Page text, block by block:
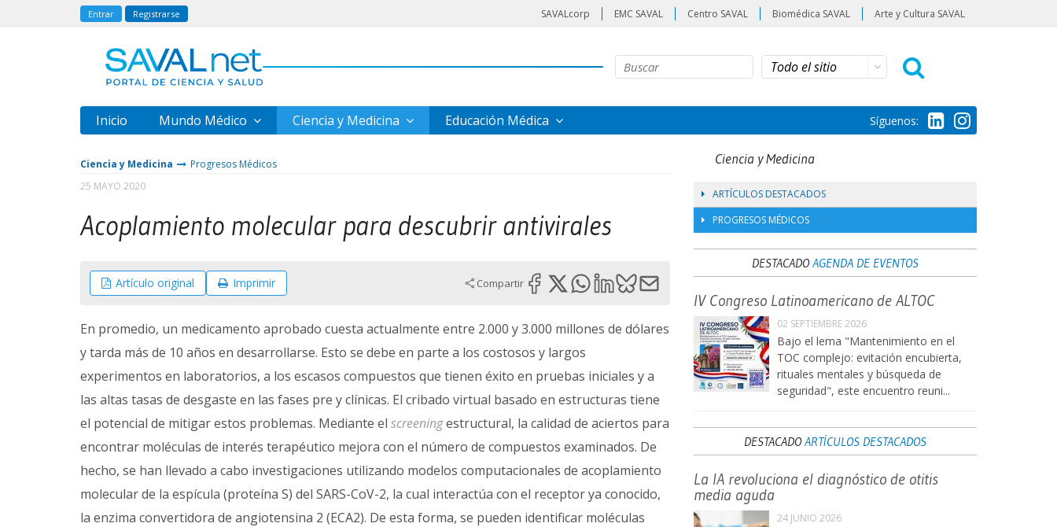
Entrar Registrarse SAVALcorp EMC SAVAL Centro SAVAL Biomédica SAVAL Arte y Cultura SAVAL
Inicio Mundo Médico Ciencia y Medicina Educación Médica Síguenos:
Ciencia y Medicina
Progresos Médicos
25 MAYO 2020
Acoplamiento molecular para descubrir antivirales
Artículo original Imprimir Compartir
En promedio, un medicamento aprobado cuesta actualmente entre 2.000 y 3.000 millones de dólares
y tarda más de 10 años en desarrollarse. Esto se debe en parte a los costosos y largos
experimentos en laboratorios, a los escasos compuestos que tienen éxito en pruebas iniciales y a
las altas tasas de desgaste en las fases pre y clínicas. El cribado virtual basado en estructuras tiene
el potencial de mitigar estos problemas. Mediante el screeningestructural, la calidad de aciertos para
encontrar moléculas de interés terapéutico mejora con el número de compuestos examinados. De
hecho, se han llevado a cabo investigaciones utilizando modelos computacionales de acoplamiento
molecular de la espícula (proteína S) del SARS-CoV-2, la cual interactúa con el receptor ya conocido,
la enzima convertidora de angiotensina 2 (ECA2). De esta forma, se pueden identificar moléculas
Ciencia y Medicina
ARTÍCULOS DESTACADOS
PROGRESOS MÉDICOS
DESTACADOAGENDA DE EVENTOS
IV Congreso Latinoamericano de ALTOC
02 SEPTIEMBRE 2026
Bajo el lema "Mantenimiento en el
TOC complejo: evitación encubierta,
rituales mentales y búsqueda de
seguridad", este encuentro reuni...
DESTACADOARTÍCULOS DESTACADOS
La IA revoluciona el diagnóstico de otitis
media aguda
24 JUNIO 2026